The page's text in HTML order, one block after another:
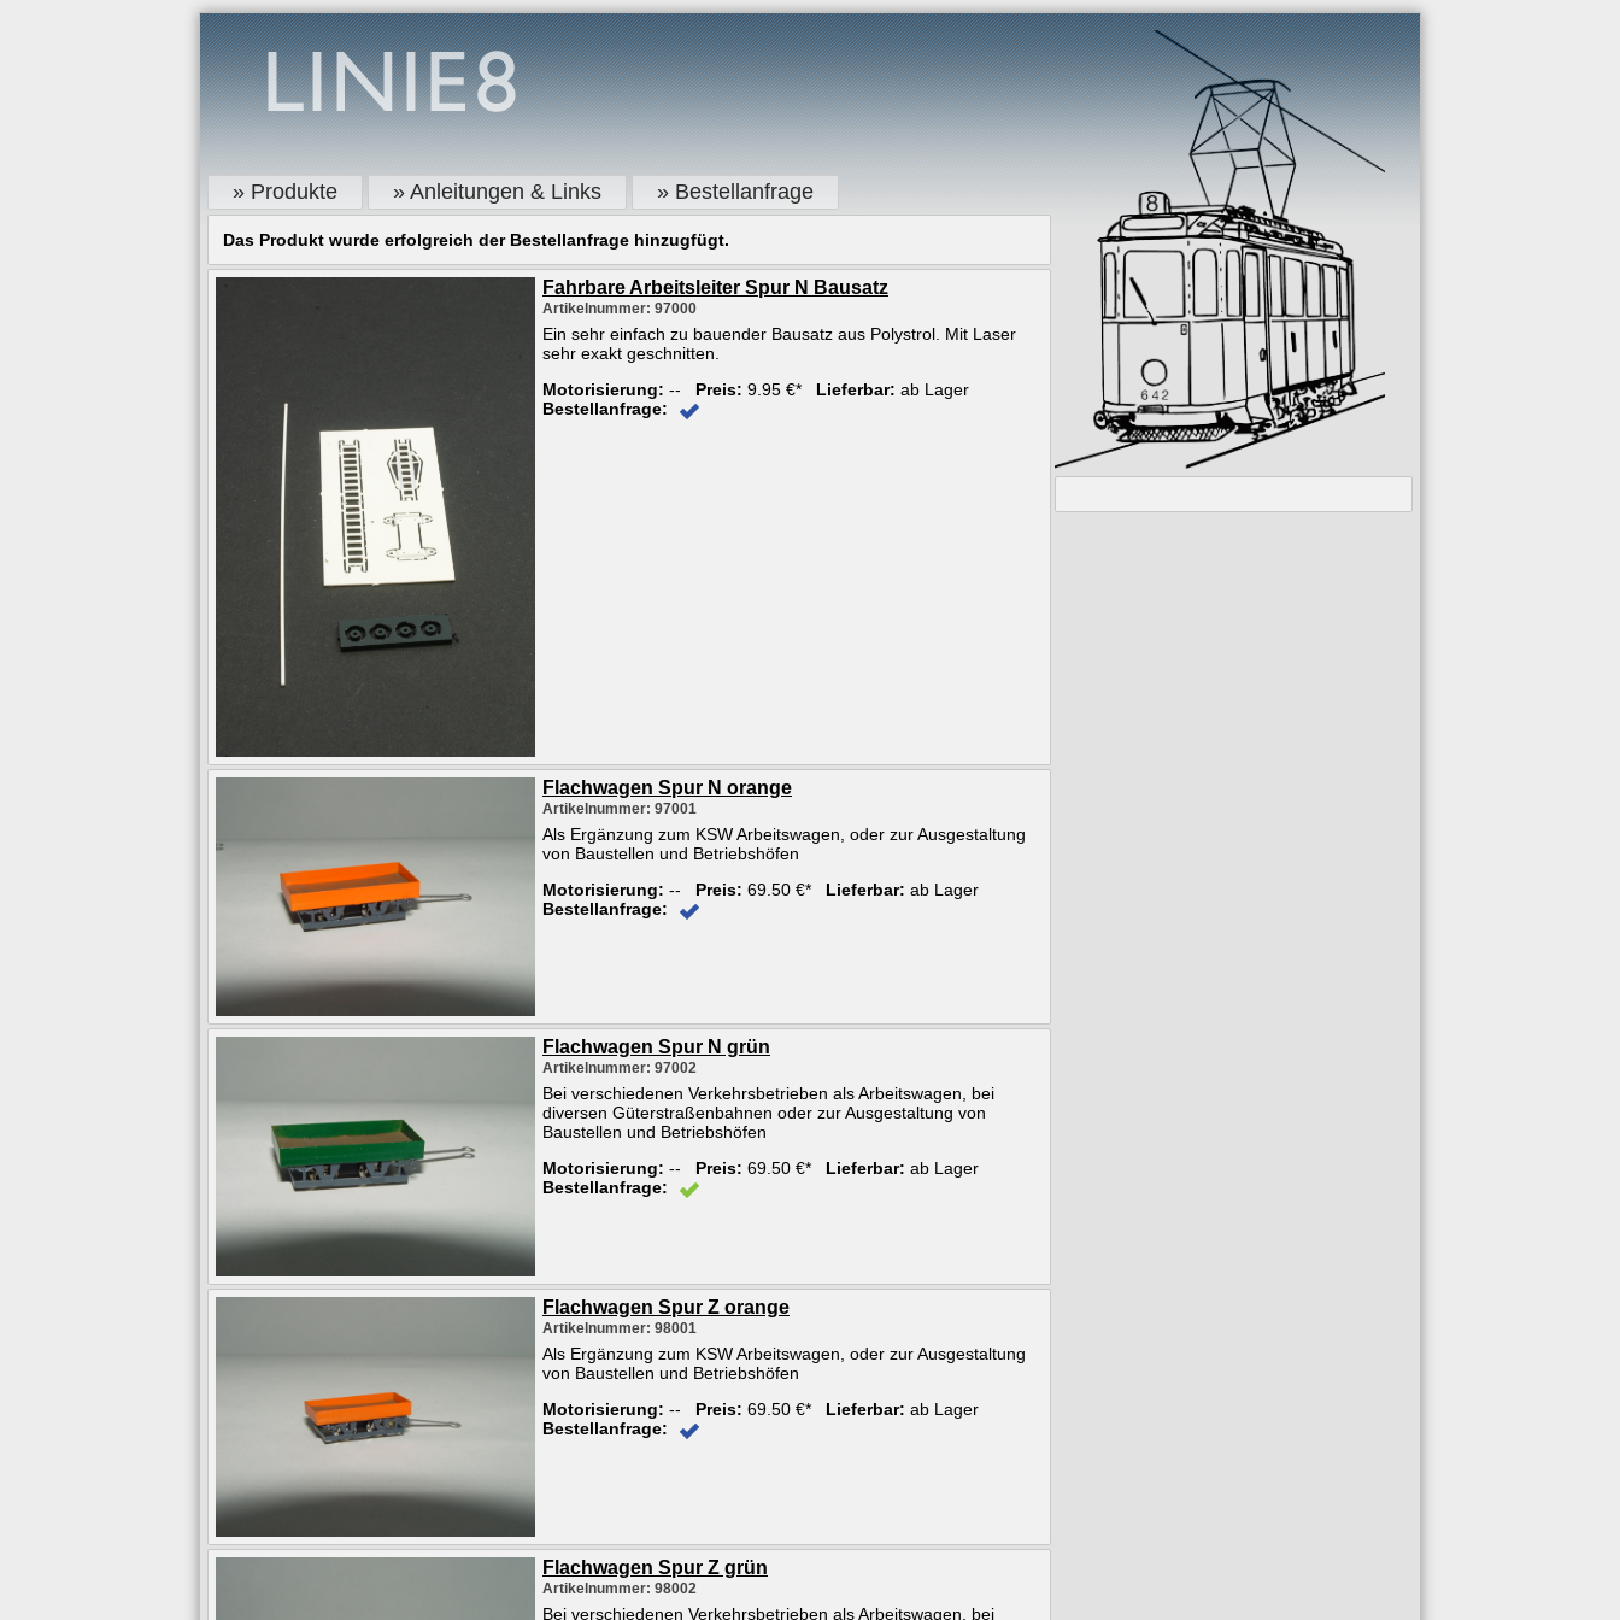
» Produkte » Anleitungen & Links » Bestellanfrage
Das Produkt wurde erfolgreich der Bestellanfrage hinzugfügt.
Fahrbare Arbeitsleiter Spur N Bausatz
Artikelnummer: 97000
Ein sehr einfach zu bauender Bausatz aus Polystrol. Mit Laser
sehr exakt geschnitten.
Motorisierung: -- Preis: 9.95 €* Lieferbar: ab Lager
Bestellanfrage:
Flachwagen Spur N orange
Artikelnummer: 97001
Als Ergänzung zum KSW Arbeitswagen, oder zur Ausgestaltung
von Baustellen und Betriebshöfen
Motorisierung: -- Preis: 69.50 €* Lieferbar: ab Lager
Bestellanfrage:
Flachwagen Spur N grün
Artikelnummer: 97002
Bei verschiedenen Verkehrsbetrieben als Arbeitswagen, bei
diversen Güterstraßenbahnen oder zur Ausgestaltung von
Baustellen und Betriebshöfen
Motorisierung: -- Preis: 69.50 €* Lieferbar: ab Lager
Bestellanfrage:
Flachwagen Spur Z orange
Artikelnummer: 98001
Als Ergänzung zum KSW Arbeitswagen, oder zur Ausgestaltung
von Baustellen und Betriebshöfen
Motorisierung: -- Preis: 69.50 €* Lieferbar: ab Lager
Bestellanfrage:
Flachwagen Spur Z grün
Artikelnummer: 98002
Bei verschiedenen Verkehrsbetrieben als Arbeitswagen, bei